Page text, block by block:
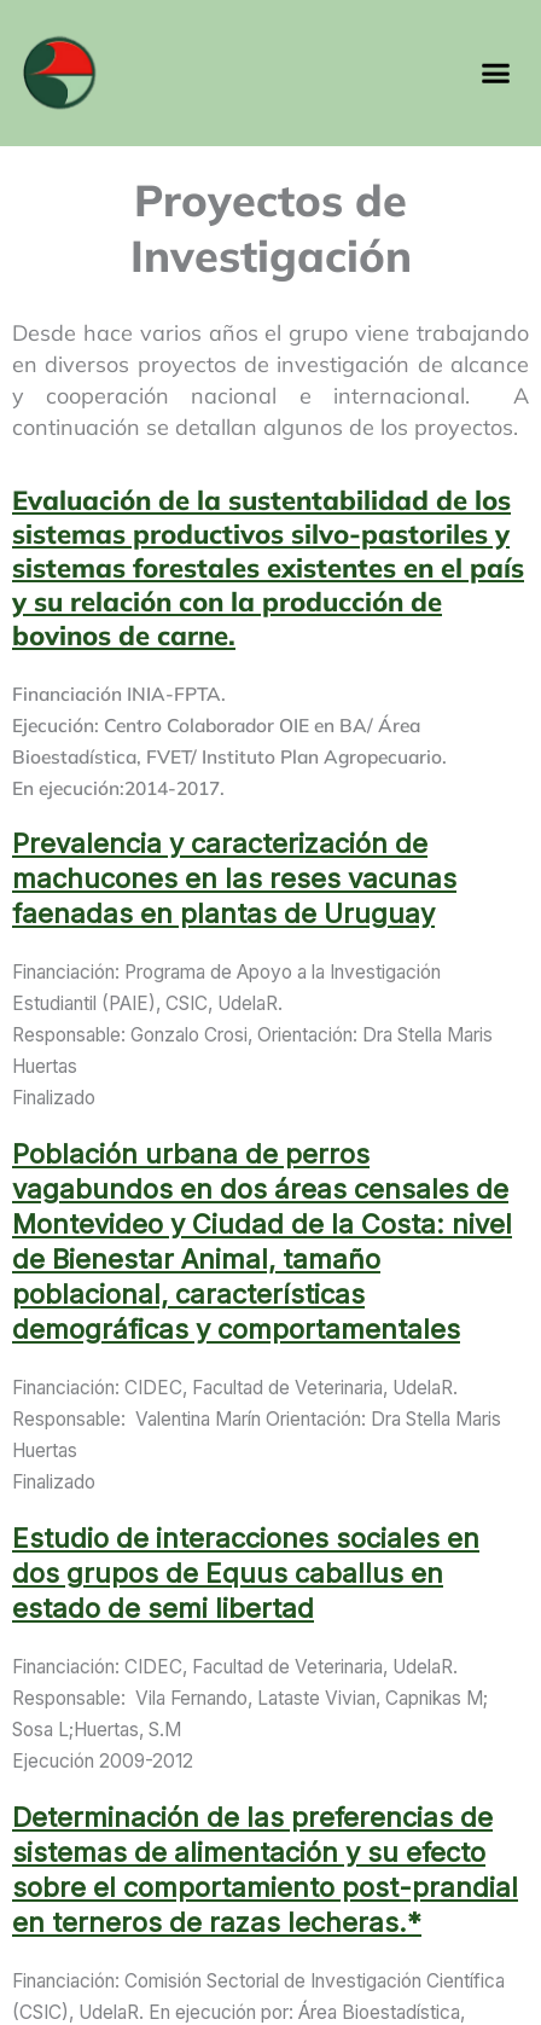
contenido
Proyectos de
Investigación
Desde hace varios años el grupo viene trabajando
en diversos proyectos de investigación de alcance
y cooperación nacional e internacional. A
continuación se detallan algunos de los proyectos.
Evaluación de la sustentabilidad de los
sistemas productivos silvo-pastoriles y
sistemas forestales existentes en el país
y su relación con la producción de
bovinos de carne.
Financiación INIA-FPTA.
Ejecución: Centro Colaborador OIE en BA/ Área
Bioestadística, FVET/ Instituto Plan Agropecuario.
En ejecución:2014-2017.
Prevalencia y caracterización de
machucones en las reses vacunas
faenadas en plantas de Uruguay
Financiación: Programa de Apoyo a la Investigación
Estudiantil (PAIE), CSIC, UdelaR.
Responsable: Gonzalo Crosi, Orientación: Dra Stella Maris
Huertas
Finalizado
Población urbana de perros
vagabundos en dos áreas censales de
Montevideo y Ciudad de la Costa: nivel
de Bienestar Animal, tamaño
poblacional, características
demográficas y comportamentales
Financiación: CIDEC, Facultad de Veterinaria, UdelaR.
Responsable: Valentina Marín Orientación: Dra Stella Maris
Huertas
Finalizado
Estudio de interacciones sociales en
dos grupos de Equus caballus en
estado de semi libertad
Financiación: CIDEC, Facultad de Veterinaria, UdelaR.
Responsable: Vila Fernando, Lataste Vivian, Capnikas M;
Sosa L;Huertas, S.M
Ejecución 2009-2012
Determinación de las preferencias de
sistemas de alimentación y su efecto
sobre el comportamiento post-prandial
en terneros de razas lecheras.*
Financiación: Comisión Sectorial de Investigación Científica
(CSIC), UdelaR. En ejecución por: Área Bioestadística,